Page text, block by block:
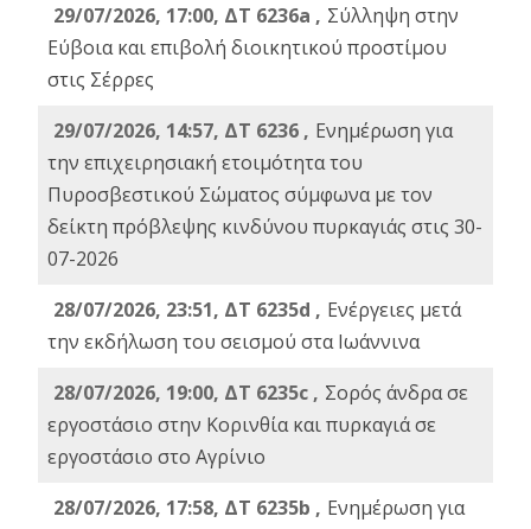
29/07/2026, 17:00, ΔΤ 6236a , Σύλληψη στην
Εύβοια και επιβολή διοικητικού προστίμου
στις Σέρρες
29/07/2026, 14:57, ΔΤ 6236 , Ενημέρωση για
την επιχειρησιακή ετοιμότητα του
Πυροσβεστικού Σώματος σύμφωνα με τον
δείκτη πρόβλεψης κινδύνου πυρκαγιάς στις 30-
07-2026
28/07/2026, 23:51, ΔΤ 6235d , Ενέργειες μετά
την εκδήλωση του σεισμού στα Ιωάννινα
28/07/2026, 19:00, ΔΤ 6235c , Σορός άνδρα σε
εργοστάσιο στην Κορινθία και πυρκαγιά σε
εργοστάσιο στο Αγρίνιο
28/07/2026, 17:58, ΔΤ 6235b , Ενημέρωση για